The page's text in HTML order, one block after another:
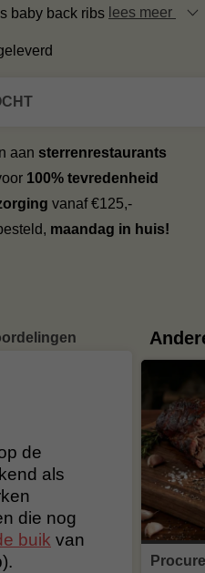
baby back ribs lees meer
aan sterrenrestaurants
100% tevredenheid
vanaf €125,-
maandag in huis!
de
als
die nog
buik van